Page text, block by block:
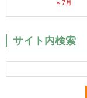
« 7月
サイト内検索